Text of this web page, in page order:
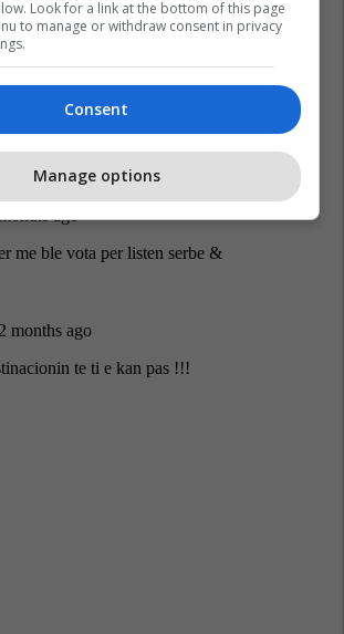
Look for a link at the bottom of this page
to manage or withdraw consent in privacy
Consent
Manage options